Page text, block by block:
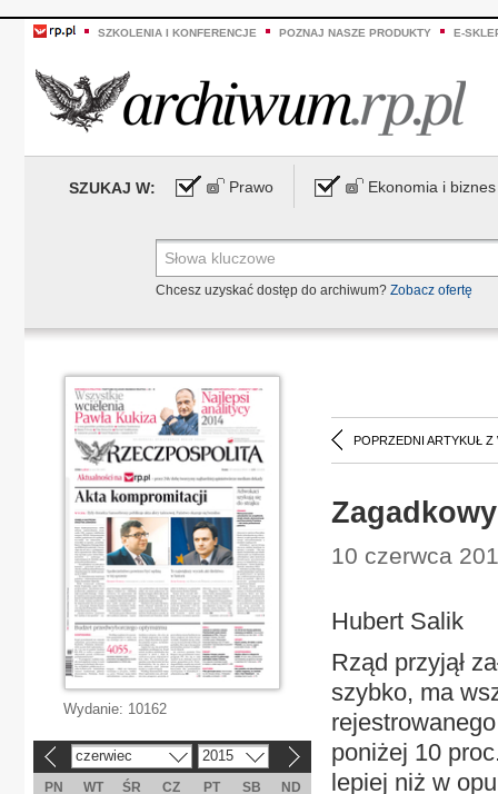
SZKOLENIA I KONFERENCJE POZNAJ NASZE PRODUKTY E-
SZUKAJ W: Prawo Ekonomia i biznes
Chcesz uzyskać dostęp do archiwum? Zobacz ofertę
POPRZEDNI ARTYKUŁ Z
10 czerwca
Hubert Salik
Rząd przyjął
szybko, ma
poniżej 10
lepiej niż w
Wydanie: 10162
czerwiec 2015
PN WT ŚR CZ PT SB
ND